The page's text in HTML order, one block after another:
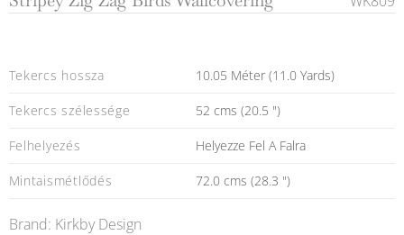
Tekercs hossza 10.05 Méter (11.0 Yards)
Tekercs szélessége 52 cms (20.5 ")
Felhelyezés Helyezze Fel A Falra
Mintaismétlődés 72.0 cms (28.3 ")
Brand: Kirkby Design